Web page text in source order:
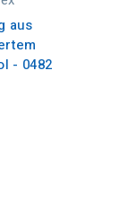
aus
- 0482